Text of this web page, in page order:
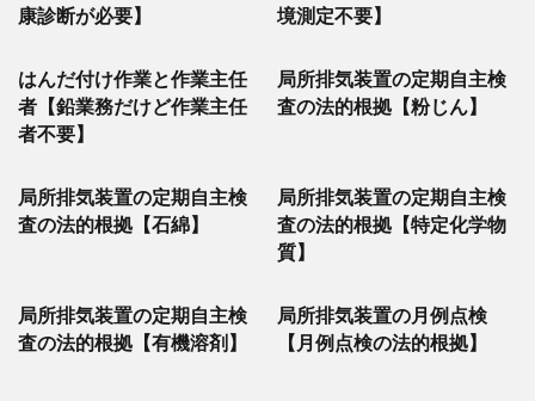
康診断が必要】
境測定不要】
はんだ付け作業と作業主任
者【鉛業務だけど作業主任
者不要】
局所排気装置の定期自主検
査の法的根拠【粉じん】
局所排気装置の定期自主検
査の法的根拠【石綿】
局所排気装置の定期自主検
査の法的根拠【特定化学物
質】
局所排気装置の定期自主検
査の法的根拠【有機溶剤】
局所排気装置の月例点検
【月例点検の法的根拠】